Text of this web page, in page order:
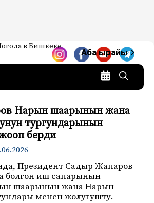
Жаңылыктар —
в Бишкеке
Аба ырайы
Нарын шаарынын жана
тургундарынын
берди
Президент Садыр Жапаров
болгон иш сапарынын
шаарынын жана Нарын
менен жолугушту.